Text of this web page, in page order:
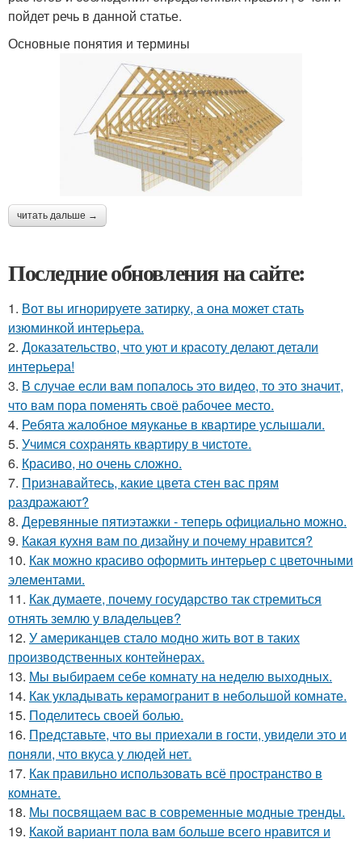
пойдет речь в данной статье.
Основные понятия и термины
читать дальше →
Последние обновления на сайте:
1. Вот вы игнорируете затирку, а она может стать
изюминкой интерьера.
2. Доказательство, что уют и красоту делают детали
интерьера!
3. В случае если вам попалось это видео, то это значит,
что вам пора поменять своё рабочее место.
4. Ребята жалобное мяуканье в квартире услышали.
5. Учимся сохранять квартиру в чистоте.
6. Красиво, но очень сложно.
7. Признавайтесь, какие цвета стен вас прям
раздражают?
8. Деревянные пятиэтажки - теперь официально можно.
9. Какая кухня вам по дизайну и почему нравится?
10. Как можно красиво оформить интерьер с цветочными
элементами.
11. Как думаете, почему государство так стремиться
отнять землю у владельцев?
12. У американцев стало модно жить вот в таких
производственных контейнерах.
13. Мы выбираем себе комнату на неделю выходных.
14. Как укладывать керамогранит в небольшой комнате.
15. Поделитесь своей болью.
16. Представьте, что вы приехали в гости, увидели это и
поняли, что вкуса у людей нет.
17. Как правильно использовать всё пространство в
комнате.
18. Мы посвящаем вас в современные модные тренды.
19. Какой вариант пола вам больше всего нравится и